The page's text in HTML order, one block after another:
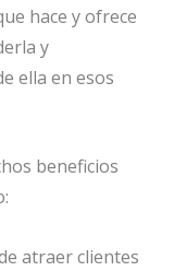
hace y ofrece
y
ella en esos
beneficios
atraer clientes